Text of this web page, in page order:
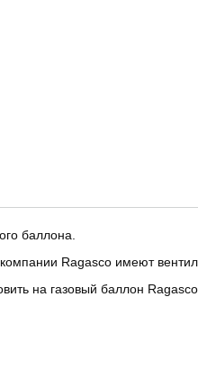
баллона.
Ragasco имеют
на газовый баллон